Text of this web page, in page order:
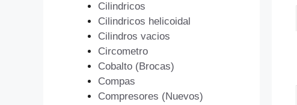
Cilindricos
Cilindricos helicoidal
Cilindros vacios
Circometro
Cobalto (Brocas)
Compas
Compresores (Nuevos)